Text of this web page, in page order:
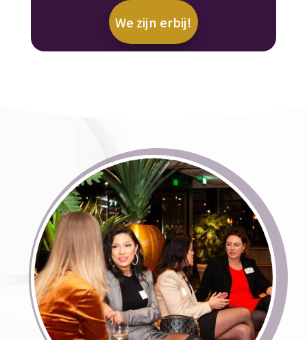
We zijn erbij!